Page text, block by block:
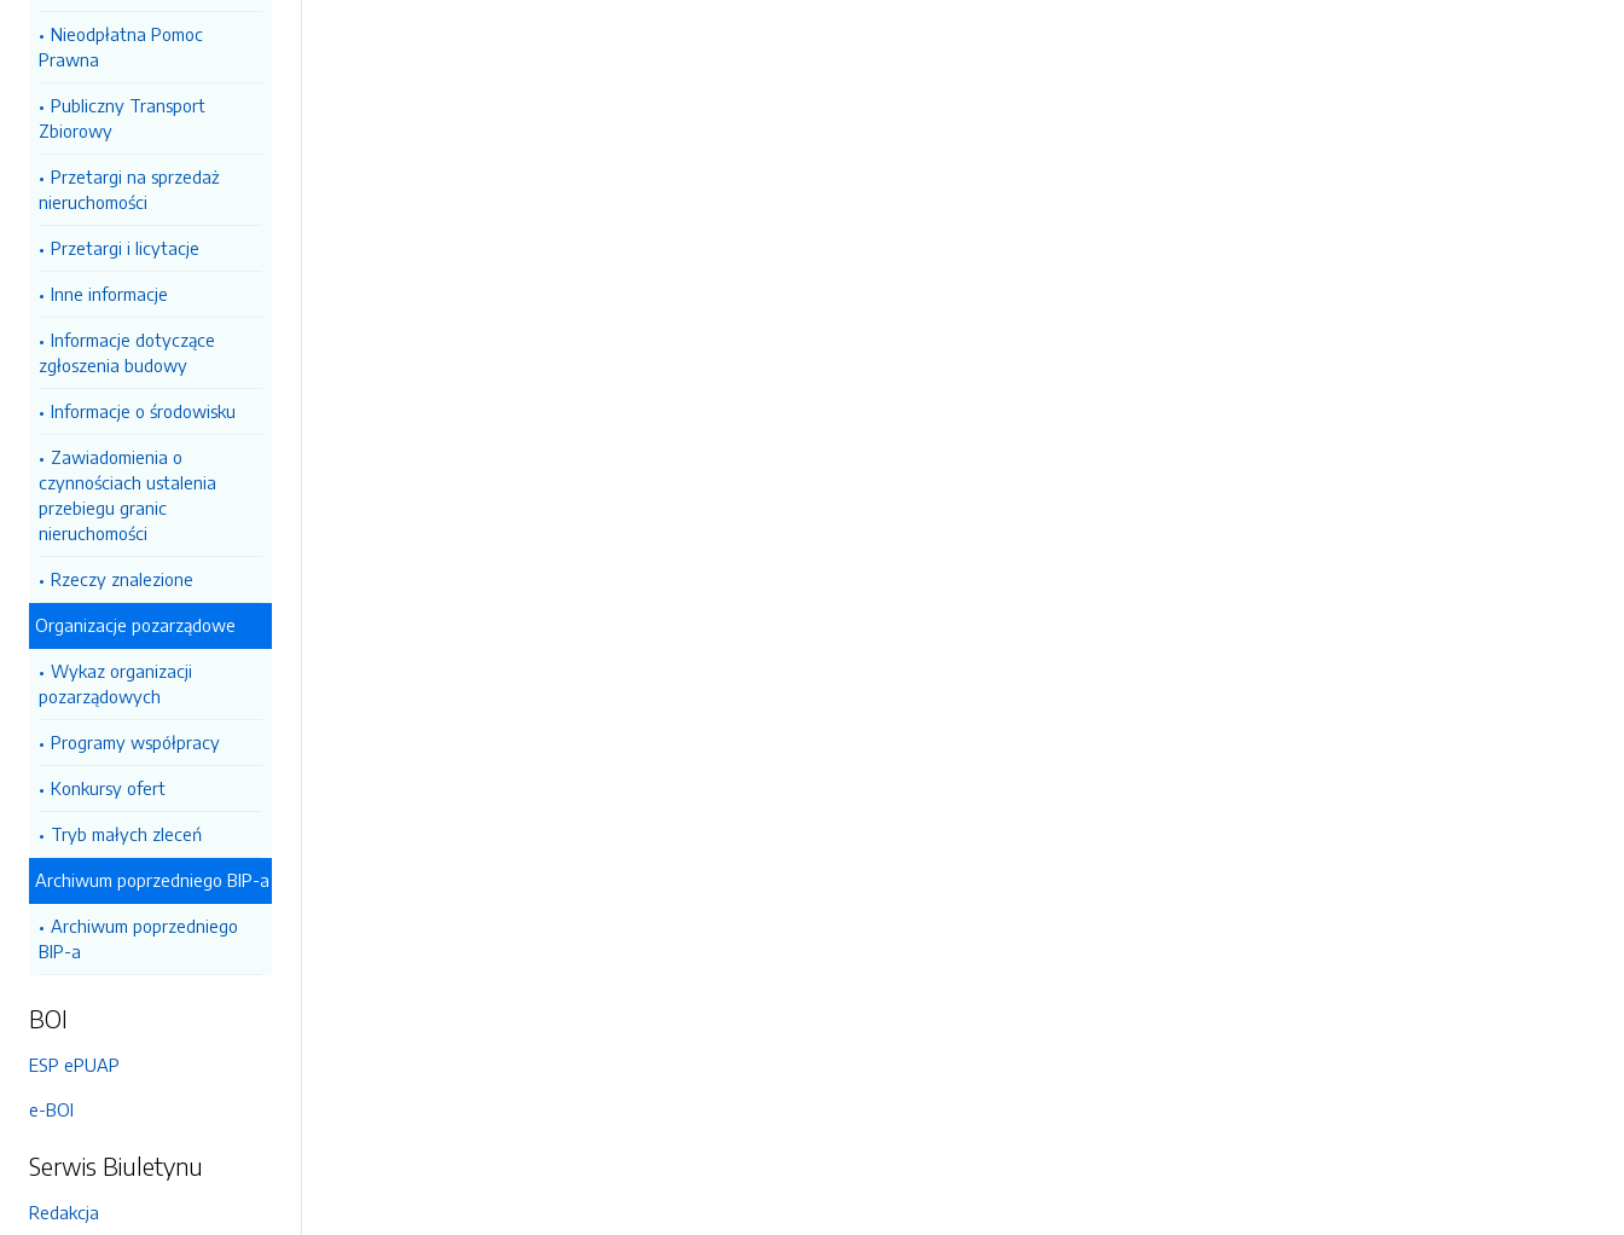
Nieodpłatna Pomoc
Prawna
Publiczny Transport
Zbiorowy
Przetargi na sprzedaż
nieruchomości
Przetargi i licytacje
Inne informacje
Informacje dotyczące
zgłoszenia budowy
Informacje o środowisku
Zawiadomienia o
czynnościach ustalenia
przebiegu granic
nieruchomości
Rzeczy znalezione
Organizacje pozarządowe
Wykaz organizacji
pozarządowych
Programy współpracy
Konkursy ofert
Tryb małych zleceń
Archiwum poprzedniego BIP-a
Archiwum poprzedniego
BIP-a
BOI
ESP ePUAP
e-BOI
Serwis Biuletynu
Redakcja